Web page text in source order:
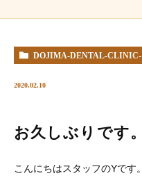
DOJIMA-DENTAL-CLINIC-
2020.02.10
お久しぶりです。
こんにちはスタッフのYです。